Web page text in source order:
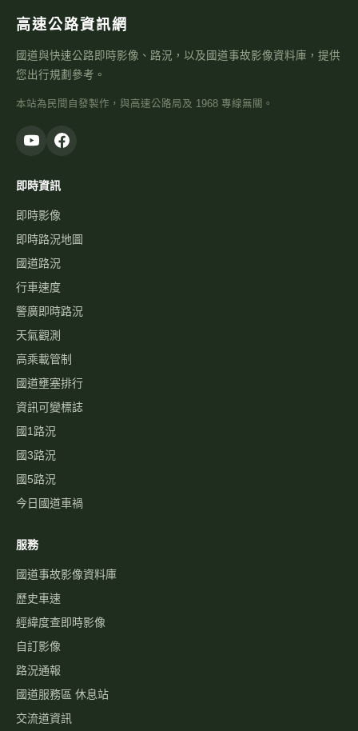
高速公路資訊網
國道與快速公路即時影像、路況，以及國道事故影像資料庫，提供
您出行規劃參考。
本站為民間自發製作，與高速公路局及 1968 專線無關。
即時資訊
即時影像
即時路況地圖
國道路況
行車速度
警廣即時路況
天氣觀測
高乘載管制
國道壅塞排行
資訊可變標誌
國1路況
國3路況
國5路況
今日國道車禍
服務
國道事故影像資料庫
歷史車速
經緯度查即時影像
自訂影像
路況通報
國道服務區 休息站
交流道資訊